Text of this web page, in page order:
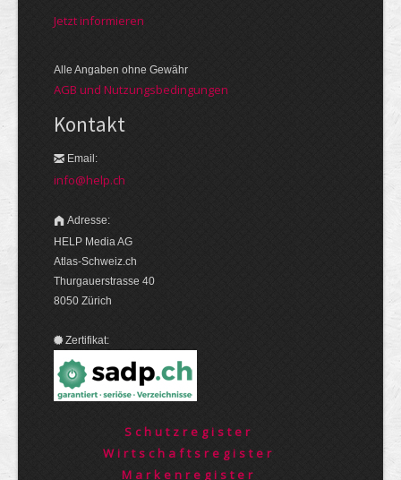
Jetzt informieren
Alle Angaben ohne Gewähr
AGB und Nutzungsbedingungen
Kontakt
Email:
info@help.ch
Adresse:
HELP Media AG
Atlas-Schweiz.ch
Thurgauerstrasse 40
8050 Zürich
Zertifikat:
Schutzregister
Wirtschaftsregister
Markenregister